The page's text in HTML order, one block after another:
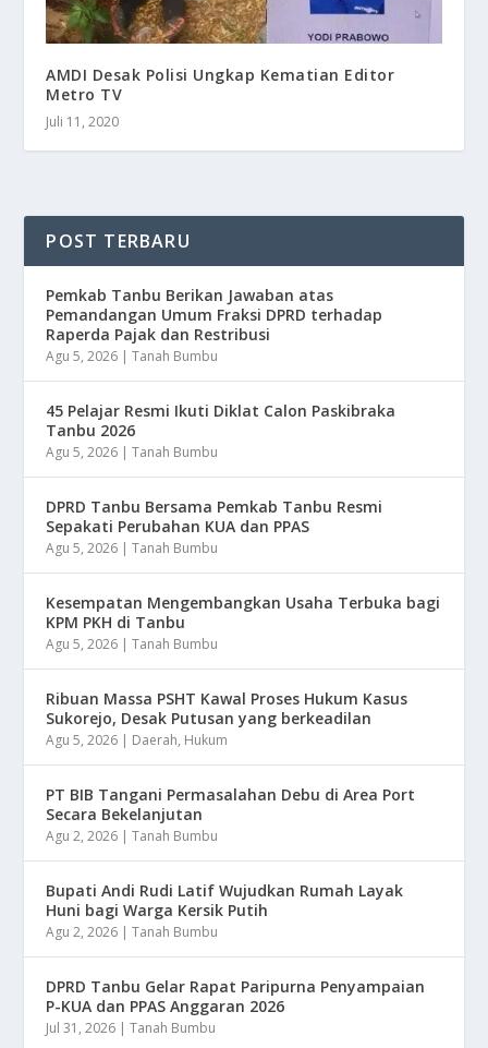
AMDI Desak Polisi Ungkap Kematian Editor
Metro TV
Juli 11, 2020
POST TERBARU
Pemkab Tanbu Berikan Jawaban atas
Pemandangan Umum Fraksi DPRD terhadap
Raperda Pajak dan Restribusi
Agu 5, 2026 |Tanah Bumbu
45 Pelajar Resmi Ikuti Diklat Calon Paskibraka
Tanbu 2026
Agu 5, 2026 |Tanah Bumbu
DPRD Tanbu Bersama Pemkab Tanbu Resmi
Sepakati Perubahan KUA dan PPAS
Agu 5, 2026 |Tanah Bumbu
Kesempatan Mengembangkan Usaha Terbuka bagi
KPM PKH di Tanbu
Agu 5, 2026 |Tanah Bumbu
Ribuan Massa PSHT Kawal Proses Hukum Kasus
Sukorejo, Desak Putusan yang berkeadilan
Agu 5, 2026 | Daerah, Hukum
PT BIB Tangani Permasalahan Debu di Area Port
Secara Bekelanjutan
Agu 2, 2026 |Tanah Bumbu
Bupati Andi Rudi Latif Wujudkan Rumah Layak
Huni bagi Warga Kersik Putih
Agu 2, 2026 |Tanah Bumbu
DPRD Tanbu Gelar Rapat Paripurna Penyampaian
P-KUA dan PPAS Anggaran 2026
Jul 31, 2026 |Tanah Bumbu